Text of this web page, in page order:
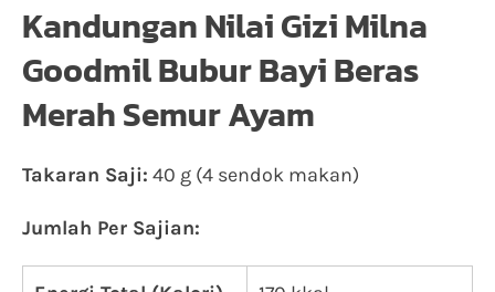
Kandungan Nilai Gizi Milna
Goodmil Bubur Bayi Beras
Merah Semur Ayam
Takaran Saji: 40 g (4 sendok makan)
Jumlah Per Sajian: